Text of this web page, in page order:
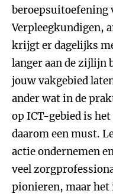
beroepsuitoefening
Verpleegkundigen,
krijgt er dagelijks
langer aan de zijlijn
jouw vakgebied
ander wat in de
op ICT-gebied is
daarom een must.
actie ondernemen
veel
pionieren, maar het